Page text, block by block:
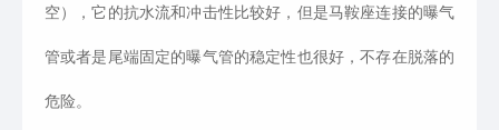
空），它的抗水流和冲击性比较好，但是马鞍座连接的曝气
管或者是尾端固定的曝气管的稳定性也很好，不存在脱落的
危险。